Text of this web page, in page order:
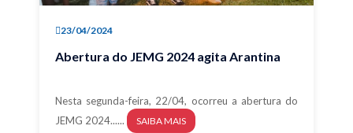
23/04/2024
Abertura do JEMG 2024 agita Arantina
Nesta segunda-feira, 22/04, ocorreu a abertura do
JEMG 2024......
SAIBA MAIS